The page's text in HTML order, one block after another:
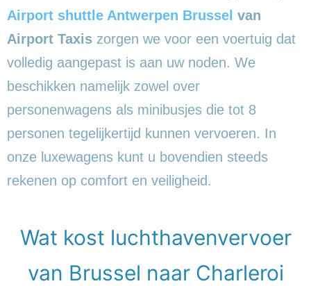
Airport shuttle Antwerpen Brussel van
Airport Taxis zorgen we voor een voertuig dat
volledig aangepast is aan uw noden. We
beschikken namelijk zowel over
personenwagens als minibusjes die tot 8
personen tegelijkertijd kunnen vervoeren. In
onze luxewagens kunt u bovendien steeds
rekenen op comfort en veiligheid.
Wat kost luchthavenvervoer
van Brussel naar Charleroi